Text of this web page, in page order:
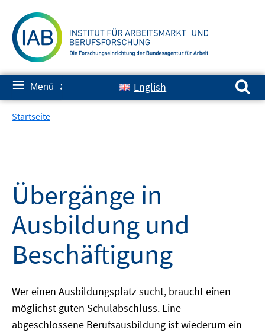
zum
Inhalt
≡ Menü ✘ English
Suchen nach:
Startseite
Übergänge in
Ausbildung und
Beschäftigung
Wer einen Ausbildungsplatz sucht, braucht einen
möglichst guten Schulabschluss. Eine
abgeschlossene Berufsausbildung ist wiederum ein